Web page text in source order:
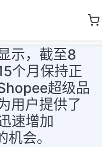
示，截至8
个月保持正
超级品
用户提供了
速增加
会。